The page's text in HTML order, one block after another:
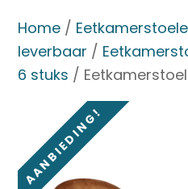
Home /
leverbaar /
6 stuks /
AANBIEDING!